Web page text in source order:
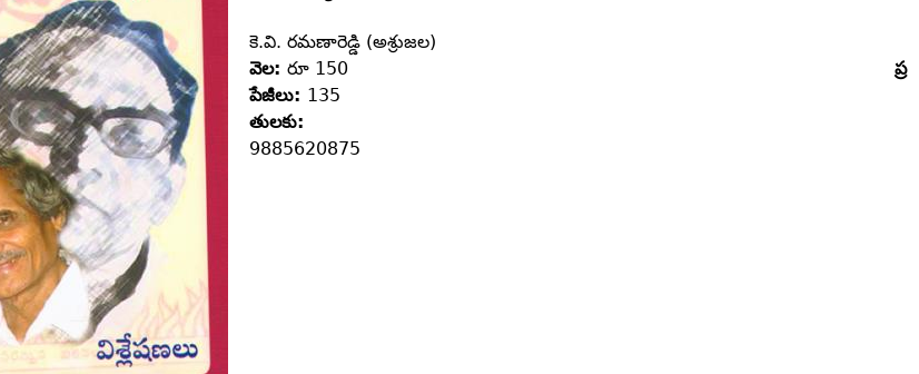
కె.వి. రమణారెడ్డి (అశ్రుజల)
వెల: రూ 150
పేజీలు: 135
ప్ర
తులకు:
9885620875